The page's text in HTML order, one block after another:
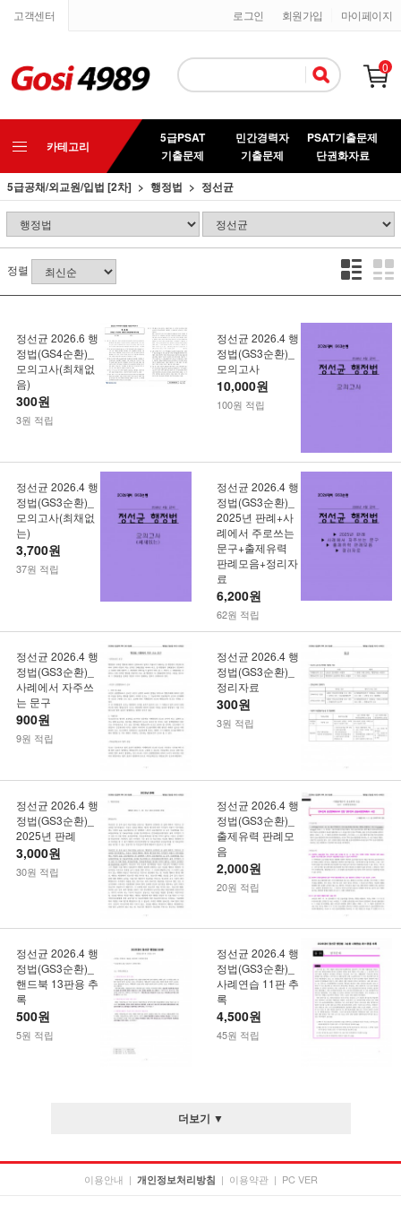
고객센터 마이페이지
회원가입
로그인
0
카테고리
5급PSAT
기출문제
민간경력자
기출문제
PSAT기출문제
단권화자료
5급공채/외교원/입법 [2차]
행정법 정선균
정렬
정선균 2026.6 행
정법(GS4순환)_
모의고사(최채없
음)
300원
3원 적립
정선균 2026.4 행
정법(GS3순환)_
모의고사
10,000원
100원 적립
정선균 2026.4 행
정법(GS3순환)_
모의고사(최채없
는)
3,700원
37원 적립
정선균 2026.4 행
정법(GS3순환)_
2025년 판례+사
례에서 주로쓰는
문구+출제유력
판례모음+정리자
료
6,200원
62원 적립
정선균 2026.4 행
정법(GS3순환)_
사례에서 자주쓰
는 문구
900원
9원 적립
정선균 2026.4 행
정법(GS3순환)_
정리자료
300원
3원 적립
정선균 2026.4 행
정법(GS3순환)_
2025년 판례
3,000원
30원 적립
정선균 2026.4 행
정법(GS3순환)_
출제유력 판례모
음
2,000원
20원 적립
정선균 2026.4 행
정법(GS3순환)_
핸드북 13판용 추
록
500원
5원 적립
정선균 2026.4 행
정법(GS3순환)_
사례연습 11판 추
록
4,500원
45원 적립
더보기 ▼
이용안내 | 개인정보처리방침 | 이용약관 | PC VER